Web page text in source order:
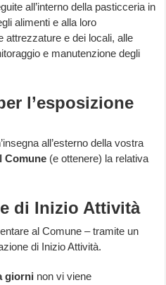
all’interno della pasticceria in
alimenti e alla loro
attrezzature e dei locali, alle
e manutenzione degli
l’esposizione
all’esterno della vostra
Comune (e ottenere) la relativa
di Inizio Attività
al Comune – tramite un
di Inizio Attività.
giorni non vi viene